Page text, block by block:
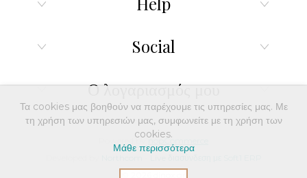
Social
Ο λογαριασμός μου
Powered by nopCommerce
Τα cookies μας βοηθούν να παρέχουμε τις υπηρεσίες μας. Με
τη χρήση των υπηρεσιών μας, συμφωνείτε με τη χρήση των
cookies.
Μάθε περισσότερα